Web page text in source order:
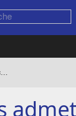
« La Commission de Bruxelles admet que les syndicats communistes ne peuvent plus être écartés des conversations des Six », Le Monde